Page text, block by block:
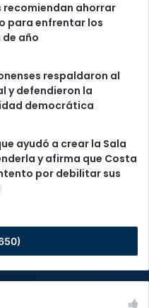
recomiendan ahorrar
para enfrentar los
año
respaldaron al
y defendieron la
democrática
ayudó a crear la Sala
y afirma que Costa
por debilitar sus